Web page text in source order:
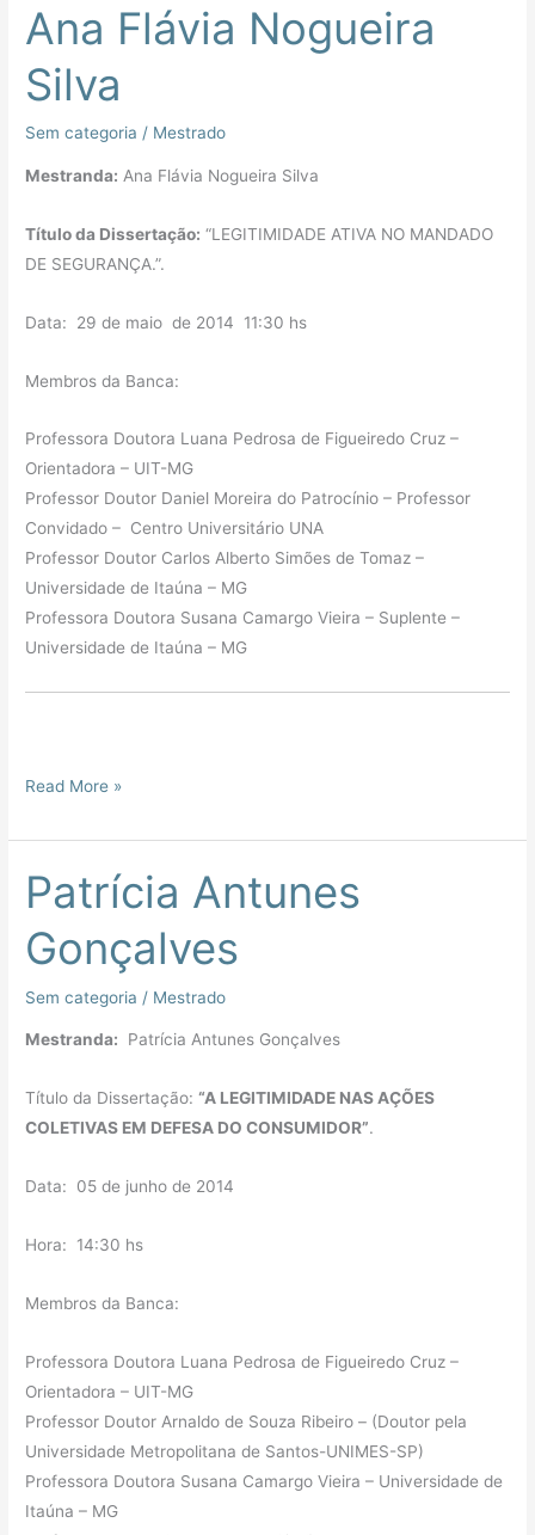
Ana Flávia Nogueira
Silva
Sem categoria / Mestrado
Mestranda: Ana Flávia Nogueira Silva
Título da Dissertação: “LEGITIMIDADE ATIVA NO MANDADO
DE SEGURANÇA.”.
Data: 29 de maio de 2014 11:30 hs
Membros da Banca:
Professora Doutora Luana Pedrosa de Figueiredo Cruz –
Orientadora – UIT-MG
Professor Doutor Daniel Moreira do Patrocínio – Professor
Convidado – Centro Universitário UNA
Professor Doutor Carlos Alberto Simões de Tomaz –
Universidade de Itaúna – MG
Professora Doutora Susana Camargo Vieira – Suplente –
Universidade de Itaúna – MG
Ana
Flávia
Nogueira
Silva
Read More »
Patrícia Antunes
Gonçalves
Sem categoria / Mestrado
Mestranda: Patrícia Antunes Gonçalves
Título da Dissertação:“A LEGITIMIDADE NAS AÇÕES
COLETIVAS EM DEFESA DO CONSUMIDOR”.
Data: 05 de junho de 2014
Hora: 14:30 hs
Membros da Banca:
Professora Doutora Luana Pedrosa de Figueiredo Cruz –
Orientadora – UIT-MG
Professor Doutor Arnaldo de Souza Ribeiro – (Doutor pela
Universidade Metropolitana de Santos-UNIMES-SP)
Professora Doutora Susana Camargo Vieira – Universidade de
Itaúna – MG
Patrícia
Antunes
Gonçalves